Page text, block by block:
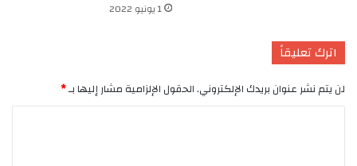
1 يونيو 2022
اترك تعليقاً
لن يتم نشر عنوان بريدك الإلكتروني.الحقول الإلزامية مشار إليها بـ*